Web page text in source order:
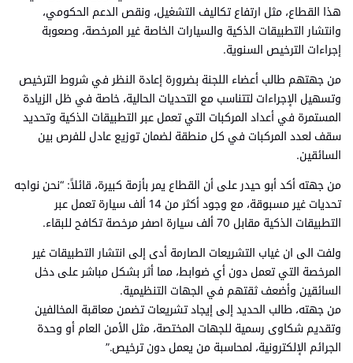
هذا القطاع، مثل ارتفاع تكاليف التشغيل، ونقص الدعم الحكومي،
وانتشار التطبيقات الذكية والسيارات الخاصة غير المرخصة، وصعوبة
إجراءات الترخيص السنوية.
من جهتهم طالب أعضاء اللجنة بضرورة إعادة النظر في شروط الترخيص
وتسهيل الإجراءات لتتناسب مع التحديات الحالية، خاصة في ظل الزيادة
المستمرة في أعداد المركبات التي تعمل عبر التطبيقات الذكية وتحديد
سقف لعدد المركبات في كل منطقة لضمان توزيع عادل للفرص بين
السائقين.
من جهته أكد أبو حيدر على أن القطاع يمر بأزمة كبيرة، قائلاً: “نحن نواجه
تحديات غير مسبوقة، مع وجود أكثر من 14 ألف سيارة تعمل عبر
التطبيقات الذكية مقابل 70 ألف سيارة اصفر مرخصة تكافح للبقاء.
ولفت الى ان غياب التشريعات الصارمة أدى إلى انتشار التطبيقات غير
المرخصة التي تعمل دون أي ضوابط، مما أثر بشكل مباشر على دخل
السائقين وأضعف ثقتهم في الجهات التنظيمية.
من جهته، طالب الحديد إلى إيجاد تشريعات تضمن معاقبة المخالفين
وتقديم شكاوى رسمية للجهات المختصة، مثل الأمن العام أو وحدة
الجرائم الإلكترونية، لمحاسبة من يعمل دون ترخيص.”